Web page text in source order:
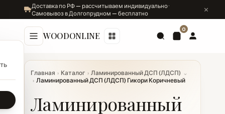
Доставка по РФ — рассчитываем индивидуально ·
Самовывоз в Долгопрудном — бесплатно
WOODONLINE
0
Главная › Каталог › Ламинированный ДСП (ЛДСП) ⌄
› Ламинированный ДСП (ЛДСП) Гикори Коричневый
Ламинированный